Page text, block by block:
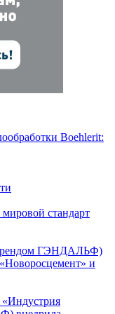
Boehlerit:
стандарт
ГЭНДАЛЬФ)
и